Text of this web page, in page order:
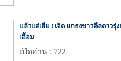
แล้วแต่เฮีย ! เจิด ยกธงขาวดีลดาวรุ่
เอื้อม
เปิดอ่าน : 722